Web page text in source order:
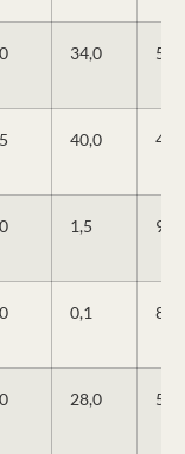
34,0
40,0
1,5
0,1
28,0